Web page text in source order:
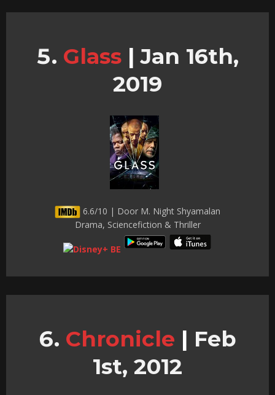
Glass | Jan 16th,
2019
6.6/10 | Door M. Night Shyamalan
Drama, Sciencefiction & Thriller
Chronicle | Feb
1st, 2012